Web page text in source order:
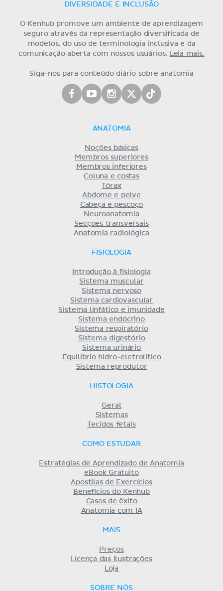
DIVERSIDADE E INCLUSÃO
O Kenhub promove um ambiente de aprendizagem
seguro através da representação diversificada de
modelos, do uso de terminologia inclusiva e da
comunicação aberta com nossos usuários.
Leia mais.
Siga-nos para conteúdo diário sobre anatomia
ANATOMIA
Noções básicas
Membros superiores
Membros inferiores
Coluna e costas
Tórax
Abdome e pelve
Cabeça e pescoço
Neuroanatomia
Secções transversais
Anatomia radiológica
FISIOLOGIA
Introdução à fisiologia
Sistema muscular
Sistema nervoso
Sistema cardiovascular
Sistema linfático e imunidade
Sistema endócrino
Sistema respiratório
Sistema digestório
Sistema urinário
Equilíbrio hidro-eletrolítico
Sistema reprodutor
HISTOLOGIA
Geral
Sistemas
Tecidos fetais
COMO ESTUDAR
Estratégias de Aprendizado de Anatomia
eBook Gratuito
Apostilas de Exercícios
Benefícios do Kenhub
Casos de êxito
Anatomia com IA
MAIS
Preços
Licença das ilustrações
Loja
SOBRE NÓS